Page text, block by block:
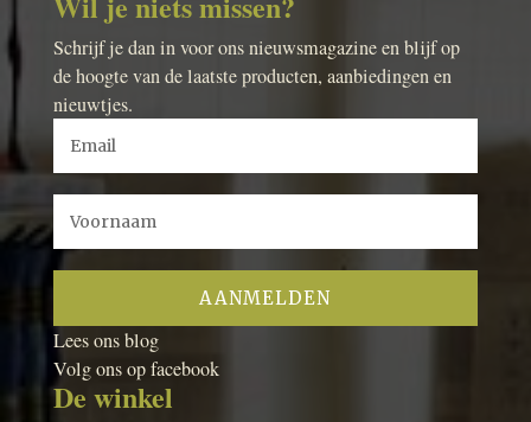
Schrijf je dan in voor ons nieuwsmagazine en blijf op
de hoogte van de laatste producten, aanbiedingen en
nieuwtjes.
Lees ons blog
Volg ons op facebook
De winkel